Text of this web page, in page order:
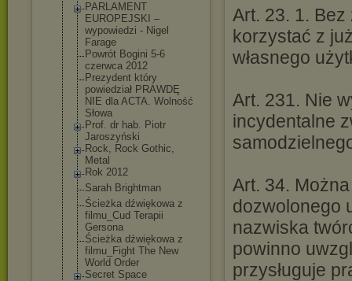
PARLAMENT
EUROPEJSKI –
wypowiedzi - Nigel
Farage
Powrót Bogini 5-6
czerwca 2012
Prezydent który
powiedział PRAWDĘ
NIE dla ACTA. Wolność
Słowa
Prof. dr hab. Piotr
Jaroszyński
Rock, Rock Gothic,
Metal
Rok 2012
Sarah Brightman
Ścieżka dźwiękowa z
filmu_Cud Terapii
Gersona
Ścieżka dźwiękowa z
filmu_Fight The New
World Order
Secret Space
Art. 23. 1.
korzystać z
własnego
Art. 231. Nie
incydentalne
Art. 34.
dozwolonego
nazwiska
powinno
przysługuje